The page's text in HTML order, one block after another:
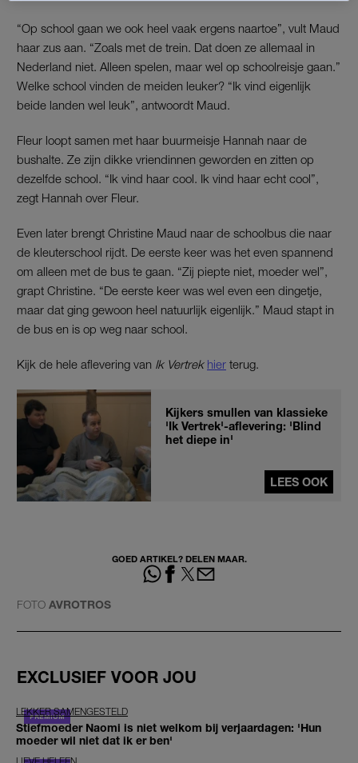
“Op school gaan we ook heel vaak ergens naartoe”, vult Maud
haar zus aan. “Zoals met de trein. Dat doen ze allemaal in
Nederland niet. Alleen spelen, maar wel op schoolreisje gaan.”
Welke school vinden de meiden leuker? “Ik vind eigenlijk
beide landen wel leuk”, antwoordt Maud.
Fleur loopt samen met haar buurmeisje Hannah naar de
bushalte. Ze zijn dikke vriendinnen geworden en zitten op
dezelfde school. “Ik vind haar cool. Ik vind haar echt cool”,
zegt Hannah over Fleur.
Even later brengt Christine Maud naar de schoolbus die naar
de kleuterschool rijdt. De eerste keer was het even spannend
om alleen met de bus te gaan. “Zij piepte niet, moeder wel”,
grapt Christine. “De eerste keer was wel even een dingetje,
maar dat ging gewoon heel natuurlijk eigenlijk.” Maud stapt in
de bus en is op weg naar school.
Kijk de hele aflevering van Ik Vertrek hier terug.
Kijkers smullen van klassieke
'Ik Vertrek'-aflevering: 'Blind
het diepe in'
LEES OOK
GOED ARTIKEL? DELEN MAAR.
FOTO AVROTROS
EXCLUSIEF VOOR JOU
LEKKER SAMENGESTELD
Stiefmoeder Naomi is niet welkom bij verjaardagen: 'Hun
moeder wil niet dat ik er ben'